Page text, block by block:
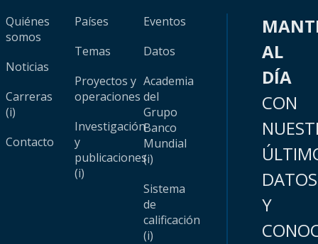
Quiénes
somos
Noticias
Carreras
(i)
Contacto
Países
Temas
Proyectos y
operaciones
Investigación
y
publicaciones
(i)
Eventos
Datos
Academia
del
Grupo
Banco
Mundial
(i)
Sistema
de
calificación
(i)
AL
DÍA
CON
DATOS
Y